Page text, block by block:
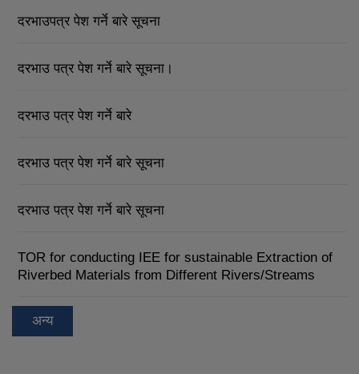
दरभाउपत्र पेश गर्ने बारे सूचना
दरभाउ पत्र पेश गर्ने बारे सूचना।
दरभाउ पत्र पेश गर्ने बारे
दरभाउ पत्र पेश गर्ने बारे सूचना
दरभाउ पत्र पेश गर्ने बारे सूचना
TOR for conducting IEE for sustainable Extraction of
Riverbed Materials from Different Rivers/Streams
अन्य